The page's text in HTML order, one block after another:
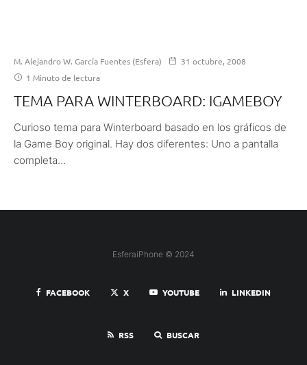
M. Alejandro W. García Fuentes (Esfera)
31 octubre, 2008
1 Minuto de lectura
TEMA PARA WINTERBOARD: IGAMEBOY
Curioso tema para Winterboard basado en los gráficos de
la Game Boy original. Hay dos diferentes: Uno a pantalla
completa...
EsferaiPhone © 2024
FACEBOOK X YOUTUBE LINKEDIN
RSS BUSCAR